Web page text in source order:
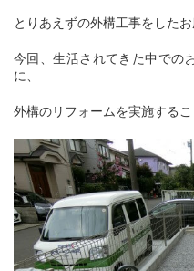
とりあえずの外構工事をした
今回、生活されてきた中での
に、
外構のリフォームを実施するこ